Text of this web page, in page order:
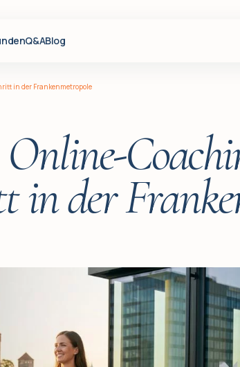
Q&ABlog
in der Frankenmetropole
in der